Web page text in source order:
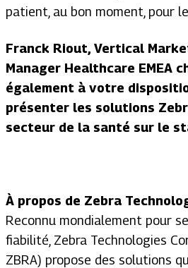
patient, au bon moment, pour
Franck Riout, Vertical
Manager Healthcare EMEA
également à votre
présenter les solutions
secteur de la santé sur le
À propos de Zebra
Reconnu mondialement pour
fiabilité, Zebra Technologies
ZBRA) propose des solutions